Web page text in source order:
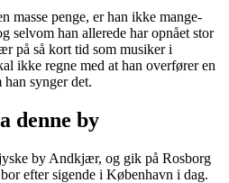
masse penge, er han ikke mange-
selvom han allerede har opnået stor
på så kort tid som musiker i
ikke regne med at han overfører en
synger det.
denne by
by Andkjær, og gik på Rosborg
efter sigende i København i dag.